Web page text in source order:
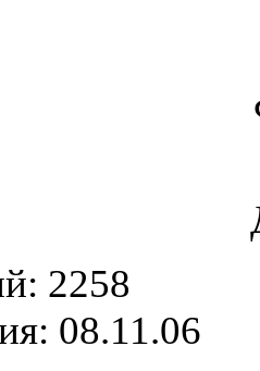
2258
08.11.06